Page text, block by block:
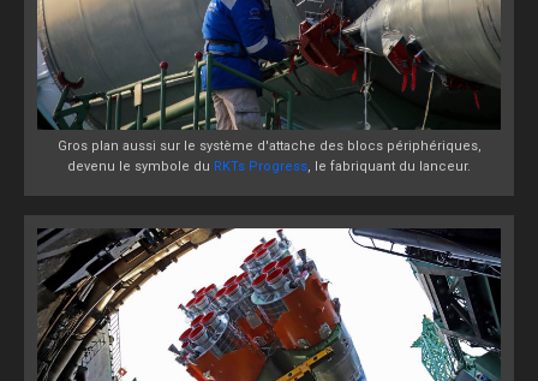
Gros plan aussi sur le système d'attache des blocs périphériques,
devenu le symbole du RKTs Progress, le fabriquant du lanceur.